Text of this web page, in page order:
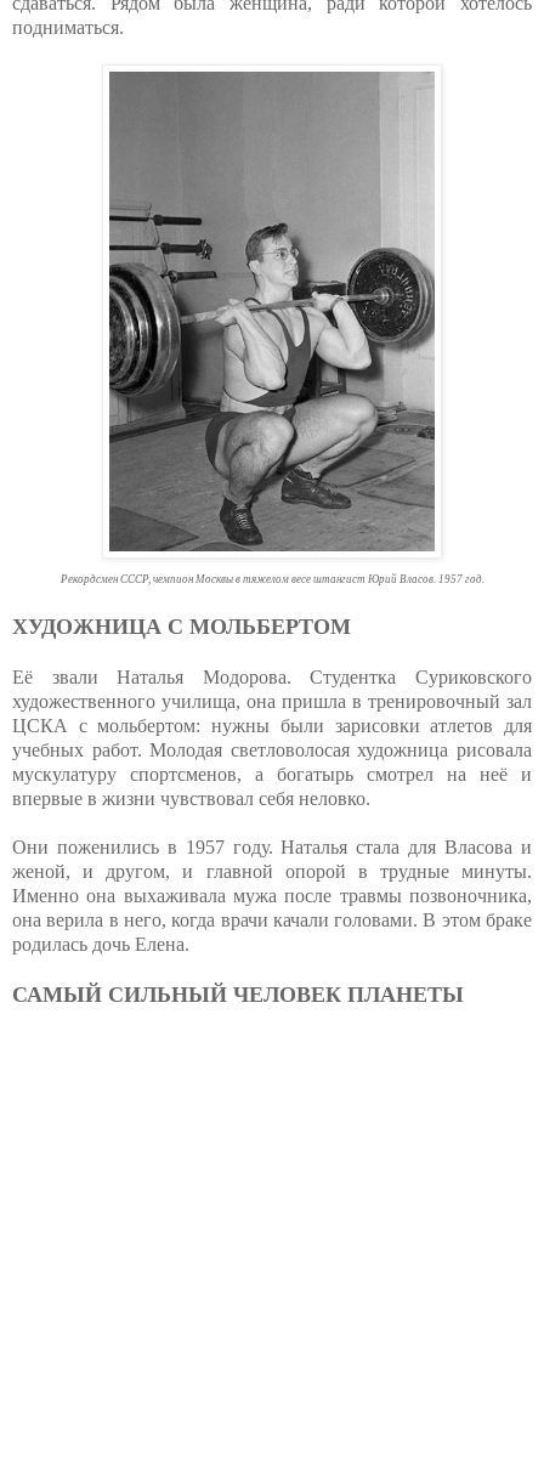
подниматься.
Рекордсмен СССР, чемпион Москвы в тяжелом весе штангист Юрий Власов. 1957 год.
ХУДОЖНИЦА С МОЛЬБЕРТОМ
Её звали Наталья Модорова. Студентка Суриковского
художественного училища, она пришла в тренировочный зал
ЦСКА с мольбертом: нужны были зарисовки атлетов для
учебных работ. Молодая светловолосая художница рисовала
мускулатуру спортсменов, а богатырь смотрел на неё и
впервые в жизни чувствовал себя неловко.
Они поженились в 1957 году. Наталья стала для Власова и
женой, и другом, и главной опорой в трудные минуты.
Именно она выхаживала мужа после травмы позвоночника,
она верила в него, когда врачи качали головами. В этом браке
родилась дочь Елена.
САМЫЙ СИЛЬНЫЙ ЧЕЛОВЕК ПЛАНЕТЫ